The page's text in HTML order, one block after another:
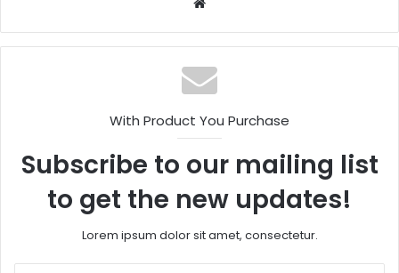
sit
e
With Product You Purchase
Subscribe to our mailing list
to get the new updates!
Lorem ipsum dolor sit amet, consectetur.